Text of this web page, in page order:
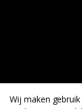
Wij maken